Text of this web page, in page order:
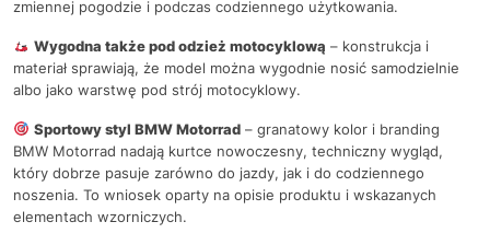
zmiennej pogodzie i podczas codziennego użytkowania.
Wygodna także pod odzież motocyklową – konstrukcja i
materiał sprawiają, że model można wygodnie nosić samodzielnie
albo jako warstwę pod strój motocyklowy.
Sportowy styl BMW Motorrad– granatowy kolor i branding
BMW Motorrad nadają kurtce nowoczesny, techniczny wygląd,
który dobrze pasuje zarówno do jazdy, jak i do codziennego
noszenia. To wniosek oparty na opisie produktu i wskazanych
elementach wzorniczych.